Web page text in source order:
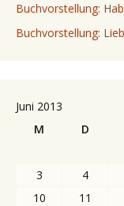
Buchvorstellung:
Buchvorstellung:
Juni 2013
M
D
3
4
10
11